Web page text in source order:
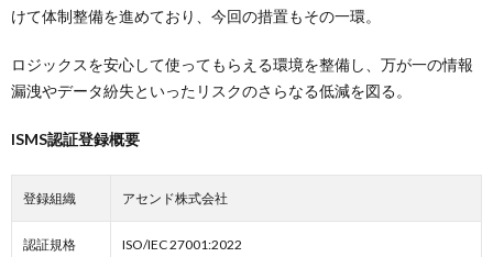
けて体制整備を進めており、今回の措置もその一環。
ロジックスを安心して使ってもらえる環境を整備し、万が一の情報
漏洩やデータ紛失といったリスクのさらなる低減を図る。
ISMS認証登録概要
登録組織 アセンド株式会社
認証規格 ISO/IEC 27001:2022